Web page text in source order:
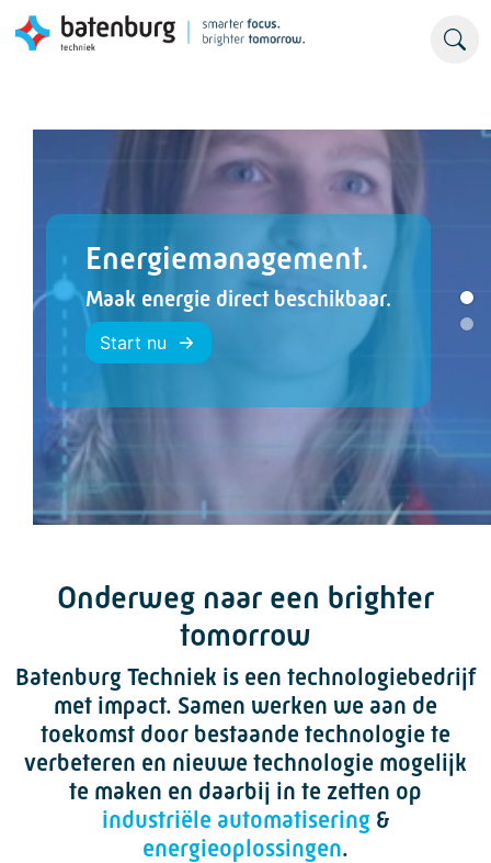
Energiemanagement.
Maak energie direct beschikbaar.
Start nu
Onderweg naar een brighter
tomorrow
Batenburg Techniek is een technologiebedrijf
met impact. Samen werken we aan de
toekomst door bestaande technologie te
verbeteren en nieuwe technologie mogelijk
te maken en daarbij in te zetten op
industriële automatisering &
energieoplossingen.